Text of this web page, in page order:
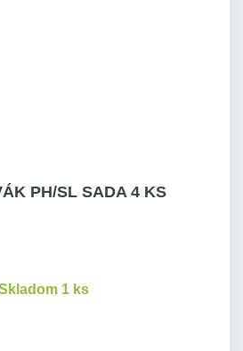
PH/SL SADA 4 KS
1 ks